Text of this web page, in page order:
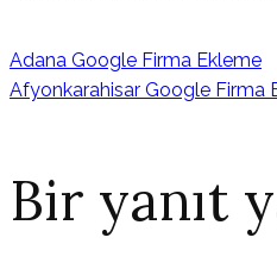
Adana Google Firma Ekleme
Afyonkarahisar Google Firma
Bir yanıt